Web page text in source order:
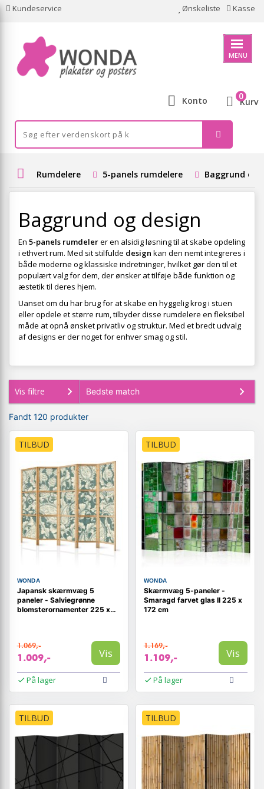
Kundeservice Ønskeliste Kasse
MENU
Konto Kurv
0
Rumdelere 5-panels rumdelere Baggrund og
Baggrund og design
En 5-panels rumdelerer en alsidig løsning til at skabe opdeling
i ethvert rum. Med sit stilfulde design kan den nemt integreres i
både moderne og klassiske indretninger, hvilket gør den til et
populært valg for dem, der ønsker at tilføje både funktion og
æstetik til deres hjem.
Uanset om du har brug for at skabe en hyggelig krog i stuen
eller opdele et større rum, tilbyder disse rumdelere en fleksibel
måde at opnå ønsket privatliv og struktur. Med et bredt udvalg
af designs er der noget for enhver smag og stil.
Vis filtre
Fandt 120 produkter
TILBUD
WONDA
Japansk skærmvæg 5
paneler - Salviegrønne
blomsterornamenter 225 x
1.069,-
1.009,- Vis
På lager
TILBUD
WONDA
Skærmvæg 5-paneler -
Smaragd farvet glas II 225 x
172 cm
1.169,-
1.109,- Vis
På lager
TILBUD TILBUD